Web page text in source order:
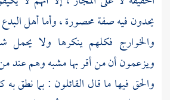
يحدون فيه صفة محصورة ، وأما أهل البدع
والخوارج فكلهم ينكرها ولا يحمل
ويزعمون أن من أقر بها مشبه وهم عند من
والحق فيها ما قال القائلون : بما نطق